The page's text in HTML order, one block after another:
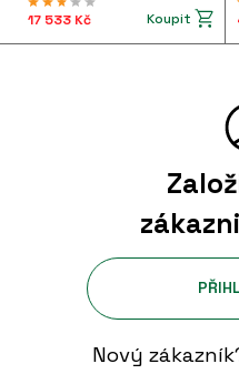
17 533 Kč Koupit
Nový